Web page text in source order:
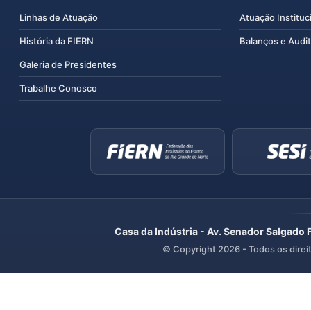
Linhas de Atuação
História da FIERN
Galeria de Presidentes
Trabalhe Conosco
Atuação
Balanços e
Casa da Indústria - Av. Senador
© Copyright 2026 - Todos os